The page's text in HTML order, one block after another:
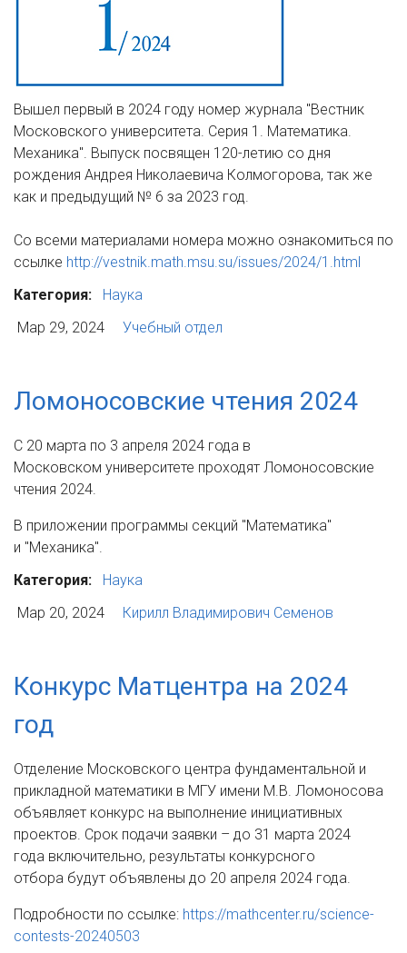
Вышел первый в 2024 году номер журнала "Вестник
Московского университета. Серия 1. Математика.
Механика". Выпуск посвящен 120-летию со дня
рождения Андрея Николаевича Колмогорова, так же
как и предыдущий № 6 за 2023 год.
Со всеми материалами номера можно ознакомиться по
ссылке http://vestnik.math.msu.su/issues/2024/1.html
Категория:
Наука
Мар 29, 2024
Учебный отдел
Ломоносовские чтения 2024
С 20 марта по 3 апреля 2024 года в
Московском университете проходят Ломоносовские
чтения 2024.
В приложении программы секций "Математика"
и "Механика".
Категория:
Наука
Мар 20, 2024
Кирилл Владимирович Семенов
Конкурс Матцентра на 2024
год
Отделение Московского центра фундаментальной и
прикладной математики в МГУ имени М.В. Ломоносова
объявляет конкурс на выполнение инициативных
проектов. Срок подачи заявки – до 31 марта 2024
года включительно, результаты конкурсного
отбора будут объявлены до 20 апреля 2024 года.
Подробности по ссылке: https://mathcenter.ru/science-
contests-20240503